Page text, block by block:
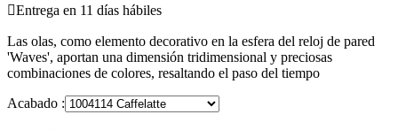
Entrega en 11 días hábiles
Las olas, como elemento decorativo en la esfera del reloj de pared
'Waves', aportan una dimensión tridimensional y preciosas
combinaciones de colores, resaltando el paso del tiempo
Acabado :